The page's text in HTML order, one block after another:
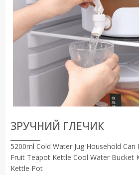
ЗРУЧНИЙ ГЛЕЧИК
5200ml Cold Water Jug Household
Fruit Teapot Kettle Cool Water Bucket
Kettle Pot